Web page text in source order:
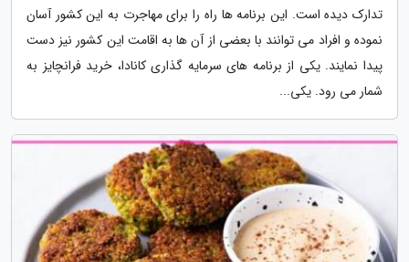
تدارک دیده است. این برنامه ها راه را برای مهاجرت به این کشور آسان
نموده و افراد می توانند با بعضی از آن ها به اقامت این کشور نیز دست
پیدا نمایند. یکی از برنامه های سرمایه گذاری کانادا، خرید فرانچایز به
شمار می رود. یکی...